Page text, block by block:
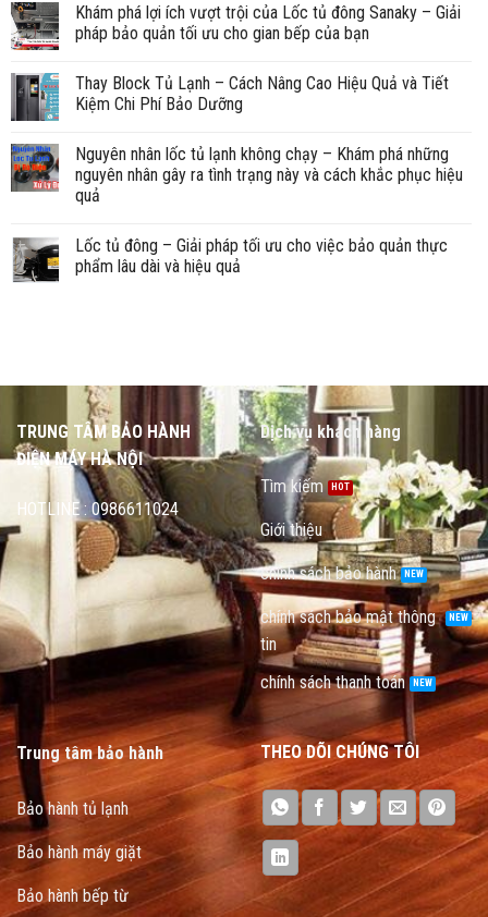
Khám phá lợi ích vượt trội của Lốc tủ đông Sanaky – Giải
pháp bảo quản tối ưu cho gian bếp của bạn
Thay Block Tủ Lạnh – Cách Nâng Cao Hiệu Quả và Tiết
Kiệm Chi Phí Bảo Dưỡng
Nguyên nhân lốc tủ lạnh không chạy – Khám phá những
nguyên nhân gây ra tình trạng này và cách khắc phục hiệu
quả
Lốc tủ đông – Giải pháp tối ưu cho việc bảo quản thực
phẩm lâu dài và hiệu quả
TRUNG TÂM BẢO HÀNH
ĐIỆN MÁY HÀ NỘI
HOTLINE : 0986611024
Dịch vụ khách hàng
Tìm kiếm
Giới thiệu
chính sách bảo hành
chính sách bảo mật thông
tin
chính sách thanh toán
Trung tâm bảo hành
Bảo hành tủ lạnh
Bảo hành máy giặt
Bảo hành bếp từ
THEO DÕI CHÚNG TÔI